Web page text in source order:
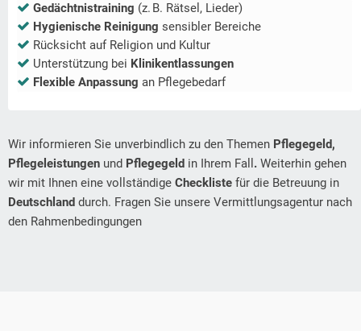
Gedächtnistraining (z. B. Rätsel, Lieder)
Hygienische Reinigung sensibler Bereiche
Rücksicht auf Religion und Kultur
Unterstützung bei Klinikentlassungen
Flexible Anpassung an Pflegebedarf
Wir informieren Sie unverbindlich zu den Themen Pflegegeld,
Pflegeleistungen und Pflegegeld in Ihrem Fall . Weiterhin gehen
wir mit Ihnen eine vollständige Checkliste für die Betreuung in
Deutschland durch. Fragen Sie unsere Vermittlungsagentur nach
den Rahmenbedingungen